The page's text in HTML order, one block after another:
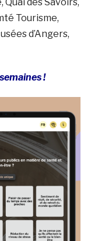
Tourisme,
d’Angers,
!